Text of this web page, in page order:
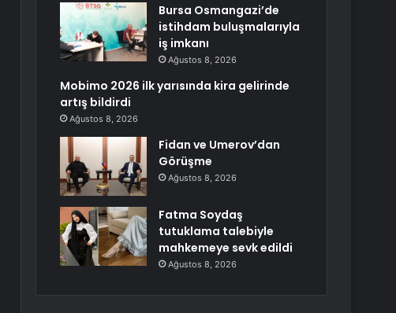
Bursa Osmangazi’de
istihdam buluşmalarıyla
iş imkanı
Ağustos 8, 2026
Mobimo 2026 ilk yarısında kira gelirinde
artış bildirdi
Ağustos 8, 2026
Fidan ve Umerov’dan
Görüşme
Ağustos 8, 2026
Fatma Soydaş
tutuklama talebiyle
mahkemeye sevk edildi
Ağustos 8, 2026